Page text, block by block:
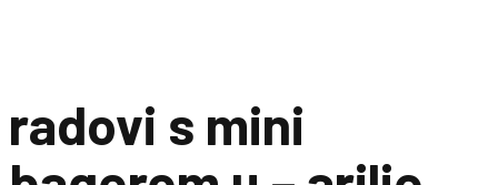
radovi s mini